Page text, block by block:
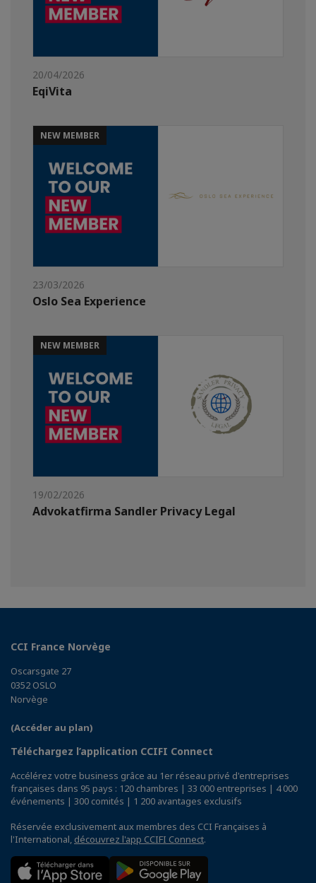
20/04/2026
EqiVita
NEW MEMBER
23/03/2026
Oslo Sea Experience
NEW MEMBER
19/02/2026
Advokatfirma Sandler Privacy Legal
CCI France Norvège
Oscarsgate 27
0352 OSLO
Norvège
(Accéder au plan)
Téléchargez l’application CCIFI Connect
Accélérez votre business grâce au 1er réseau privé d'entreprises
françaises dans 95 pays : 120 chambres | 33 000 entreprises | 4 000
événements | 300 comités | 1 200 avantages exclusifs
Réservée exclusivement aux membres des CCI Françaises à
l'International, découvrez l'app CCIFI Connect.